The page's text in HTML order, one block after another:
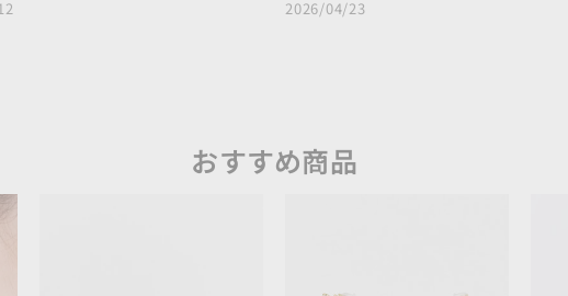
2026/04/23
おすすめ商品